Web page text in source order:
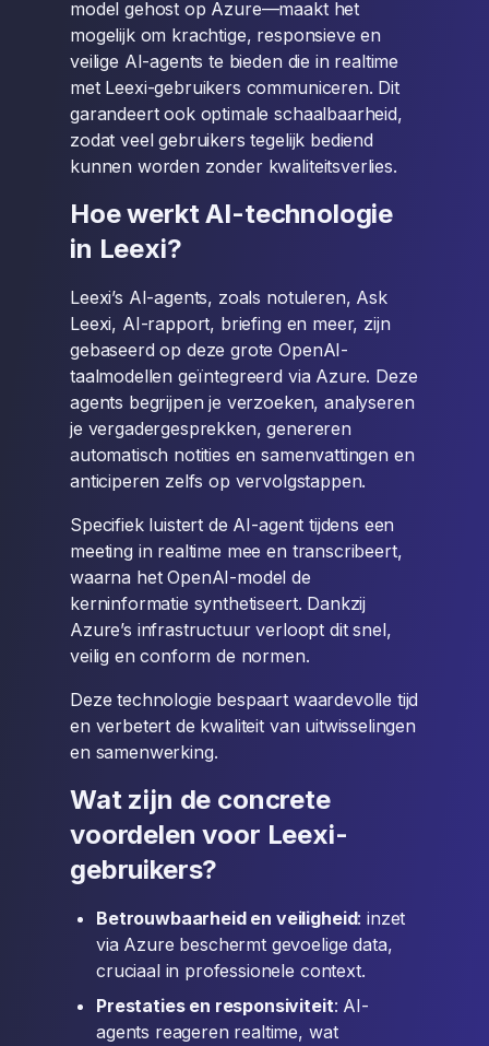
model gehost op Azure—maakt het
mogelijk om krachtige, responsieve en
veilige AI-agents te bieden die in realtime
met Leexi-gebruikers communiceren. Dit
garandeert ook optimale schaalbaarheid,
zodat veel gebruikers tegelijk bediend
kunnen worden zonder kwaliteitsverlies.
Hoe werkt AI-technologie
in Leexi?
Leexi’s AI-agents, zoals notuleren, Ask
Leexi, AI-rapport, briefing en meer, zijn
gebaseerd op deze grote OpenAI-
taalmodellen geïntegreerd via Azure. Deze
agents begrijpen je verzoeken, analyseren
je vergadergesprekken, genereren
automatisch notities en samenvattingen en
anticiperen zelfs op vervolgstappen.
Specifiek luistert de AI-agent tijdens een
meeting in realtime mee en transcribeert,
waarna het OpenAI-model de
kerninformatie synthetiseert. Dankzij
Azure’s infrastructuur verloopt dit snel,
veilig en conform de normen.
Deze technologie bespaart waardevolle tijd
en verbetert de kwaliteit van uitwisselingen
en samenwerking.
Wat zijn de concrete
voordelen voor Leexi-
gebruikers?
Betrouwbaarheid en veiligheid: inzet
via Azure beschermt gevoelige data,
cruciaal in professionele context.
Prestaties en responsiviteit: AI-
agents reageren realtime, wat